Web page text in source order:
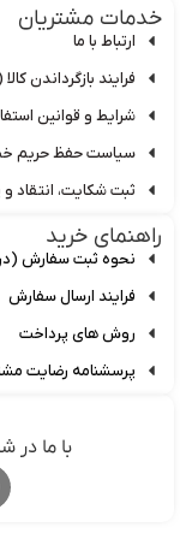
مشتریان
ارتباط با ما
فرایند بازگرداندن کالا
شرایط و قوانین استفاده
سیاست حفظ حریم
ثبت شکایت، انتقاد و
خرید
نحوه ثبت سفارش (درحال
فرایند ارسال سفارش
روش های پرداخت
پرسشنامه رضایت مشتریان
با ما در